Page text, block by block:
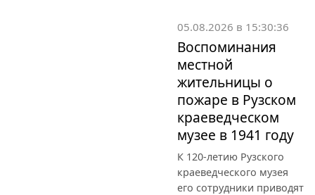
05.08.2026 в 15:30:36
Воспоминания
местной
жительницы о
пожаре в Рузском
краеведческом
музее в 1941 году
К 120-летию Рузского
краеведческого музея
его сотрудники приводят